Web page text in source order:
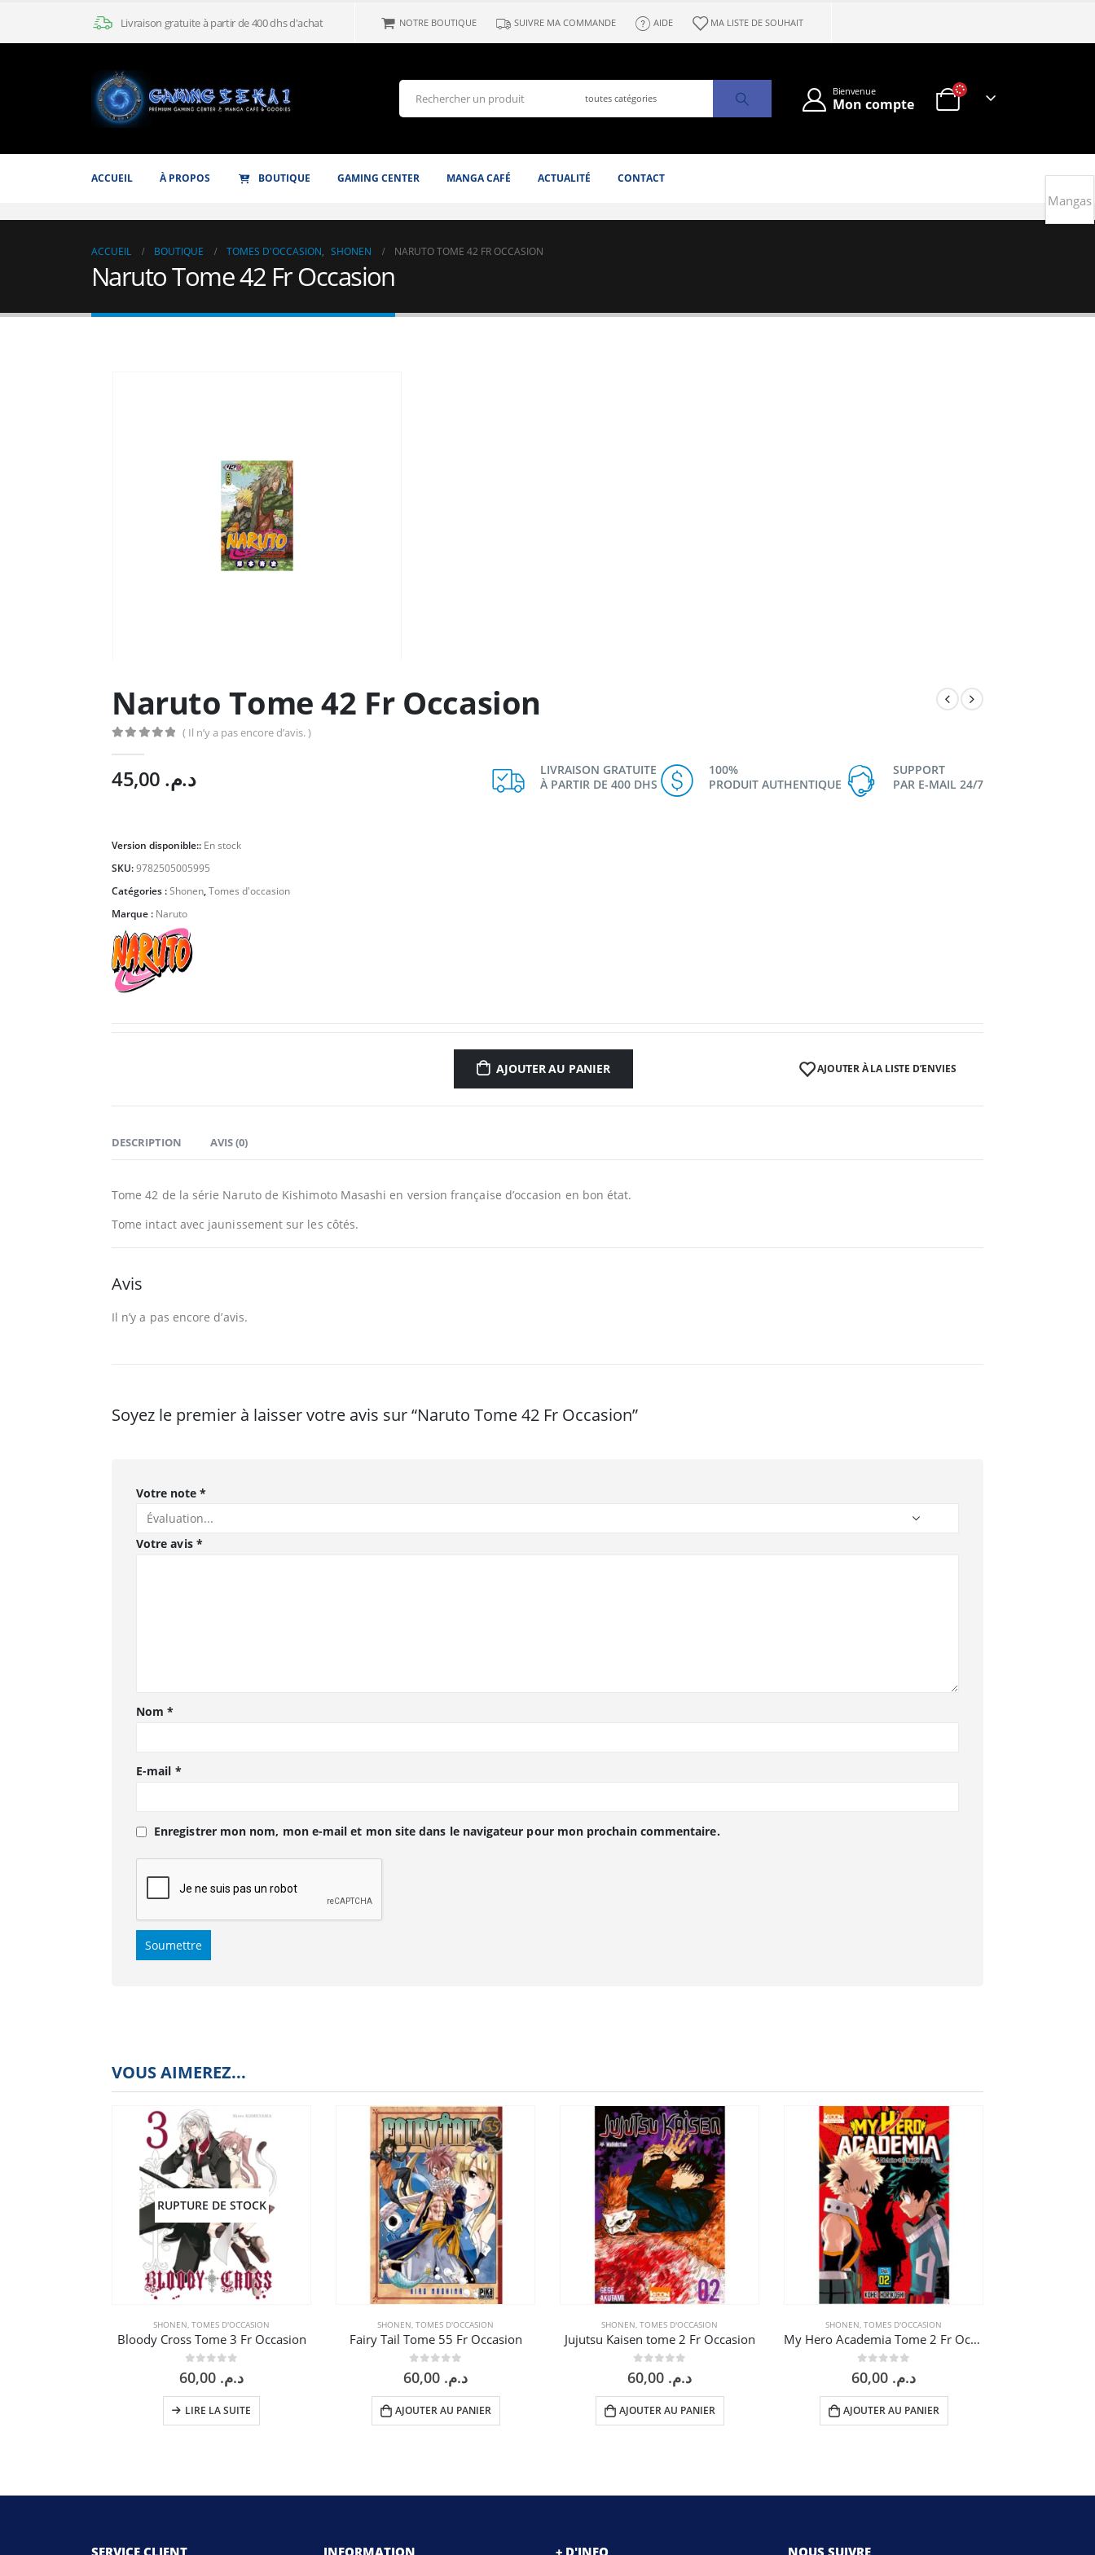
Livraison gratuite à partir de 400 dhs d'achat NOTRE BOUTIQUE SUIVRE MA COMMANDE AIDE MA LISTE DE SOUHAIT
Bienvenue
Mon compte
ACCUEIL À PROPOS BOUTIQUE GAMING CENTER MANGA CAFÉ ACTUALITÉ CONTACT
ACCUEIL BOUTIQUE TOMES D'OCCASION, SHONEN NARUTO TOME 42 FR OCCASION
Naruto Tome 42 Fr Occasion
Naruto Tome 42 Fr Occasion
( Il n’y a pas encore d’avis. )
د.م.
LIVRAISON GRATUITE
À PARTIR DE 400 DHS
100%
PRODUIT AUTHENTIQUE
SUPPORT
PAR E-MAIL 24/7
Version disponible:: En stock
SKU:9782505005995
Catégories :Shonen,Tomes d'occasion
Marque : Naruto
AJOUTER AU PANIER AJOUTER À LA LISTE D’ENVIES
DESCRIPTION AVIS (0)
Tome 42 de la série Naruto de Kishimoto Masashi en version française d’occasion en bon état.
Tome intact avec jaunissement sur les côtés.
Avis
Il n’y a pas encore d’avis.
Soyez le premier à laisser votre avis sur “Naruto Tome 42 Fr Occasion”
Votre note *
Votre avis *
Nom*
E-mail *
Enregistrer mon nom, mon e-mail et mon site dans le navigateur pour mon prochain commentaire.
VOUS AIMEREZ...
RUPTURE DE STOCK
SHONEN, TOMES D'OCCASION
Bloody Cross Tome 3 Fr Occasion
0sur 5د.م.
LIRE LA SUITE
SHONEN, TOMES D'OCCASION
Fairy Tail Tome 55 Fr Occasion
0sur 5د.م.
AJOUTER AU PANIER
SHONEN, TOMES D'OCCASION
Jujutsu Kaisen tome 2 Fr Occasion
0sur 5د.م.
AJOUTER AU PANIER
SHONEN, TOMES D'OCCASION
My Hero Academia Tome 2 Fr Occasion
0sur 5د.م.
AJOUTER AU PANIER
Mangas